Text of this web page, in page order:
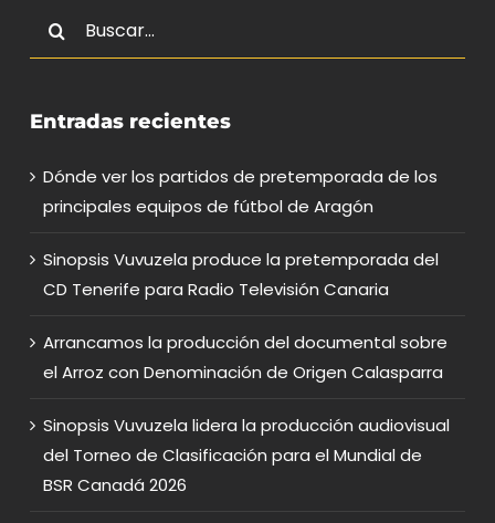
Buscar:
Entradas recientes
Dónde ver los partidos de pretemporada de los
principales equipos de fútbol de Aragón
Sinopsis Vuvuzela produce la pretemporada del
CD Tenerife para Radio Televisión Canaria
Arrancamos la producción del documental sobre
el Arroz con Denominación de Origen Calasparra
Sinopsis Vuvuzela lidera la producción audiovisual
del Torneo de Clasificación para el Mundial de
BSR Canadá 2026